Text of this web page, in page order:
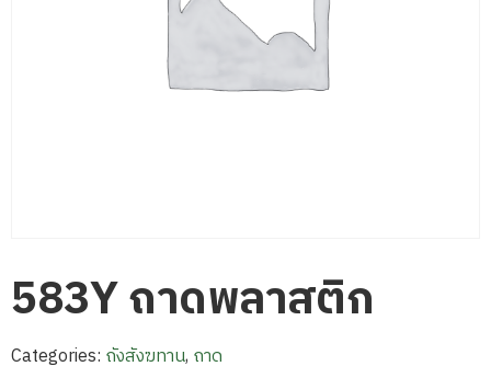
583Y ถาดพลาสติก
Categories: ถังสังฆทาน, ถาด